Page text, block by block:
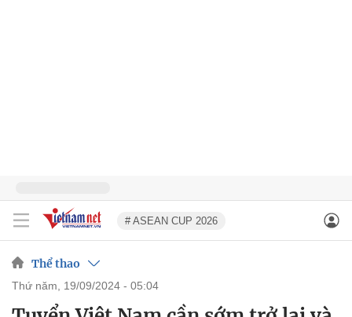
# ASEAN CUP 2026
Thể thao
thứ năm, 19/09/2024 - 05:04